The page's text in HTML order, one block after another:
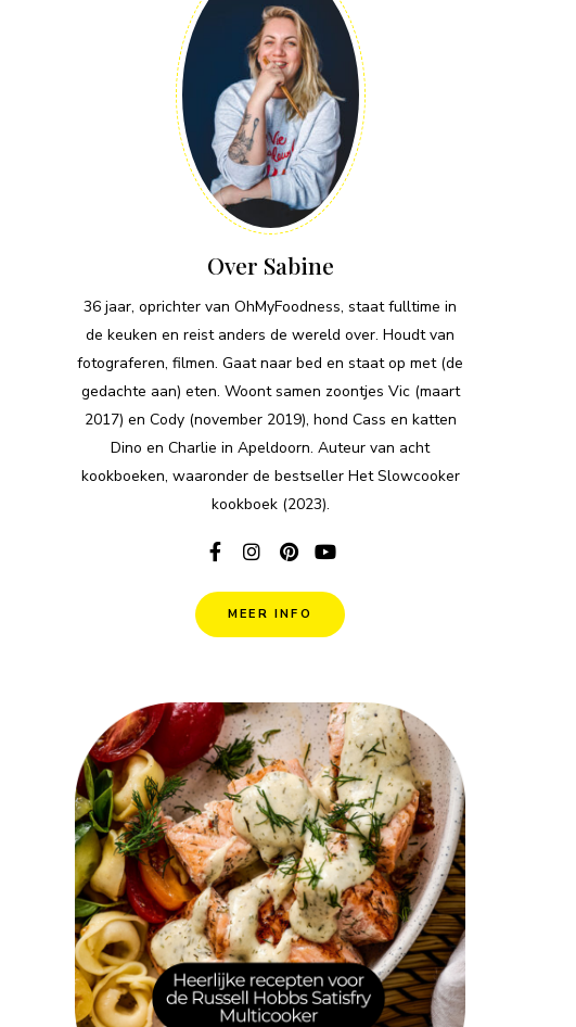
Over Sabine
36 jaar, oprichter van OhMyFoodness, staat fulltime in
de keuken en reist anders de wereld over. Houdt van
fotograferen, filmen. Gaat naar bed en staat op met (de
gedachte aan) eten. Woont samen zoontjes Vic (maart
2017) en Cody (november 2019), hond Cass en katten
Dino en Charlie in Apeldoorn. Auteur van acht
kookboeken, waaronder de bestseller Het Slowcooker
kookboek (2023).
MEER INFO